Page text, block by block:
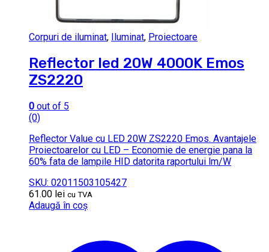
Corpuri de iluminat, Iluminat, Proiectoare
Reflector led 20W 4000K Emos
ZS2220
0 out of 5
(0)
Reflector Value cu LED 20W ZS2220 Emos. Avantajele
Proiectoarelor cu LED – Economie de energie pana la
60% fata de lampile HID datorita raportului lm/W
SKU: 02011503105427
61.00 lei cu TVA
Adaugă în coș